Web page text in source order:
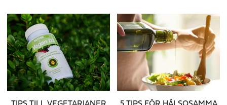
vanligaste.